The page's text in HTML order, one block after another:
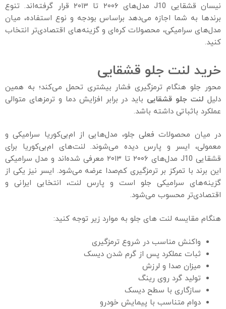
نیسان قشقایی J10 مدل‌های ۲۰۰۶ تا ۲۰۱۳ قرار گرفته‌اند. تنوع
برندها به شما اجازه می‌دهد براساس بودجه و نوع استفاده، میان
مدل‌های سرامیکی، محصولات کره‌ای و گزینه‌های اقتصادی‌تر انتخاب
کنید.
خرید لنت جلو قشقایی
محور جلو هنگام ترمزگیری فشار بیشتری تحمل می‌کند؛ به همین
دلیل لنت جلو قشقایی باید در برابر افزایش دما و ترمزهای متوالی
عملکرد باثباتی داشته باشد.
در میان محصولات فعلی جلو، مدل‌هایی از ام‌بی‌کوریا سرامیکی و
معمولی، ایسر و پارس دیده می‌شوند. لنت‌های ام‌بی‌کوریا برای
قشقایی J10 مدل‌های ۲۰۰۶ تا ۲۰۱۳ معرفی شده‌اند و مدل سرامیکی
این برند با تمرکز بر ترمزگیری کم‌صدا عرضه می‌شود. ایسر نیز یکی از
گزینه‌های سرامیکی جلو است و پارس لنت، انتخابی ایرانی و
اقتصادی‌تر محسوب می‌شود.
هنگام مقایسه لنت‌ های جلو به موارد زیر توجه کنید:
واکنش مناسب در شروع ترمزگیری
ثبات عملکرد پس از گرم شدن دیسک
میزان صدا و لرزش
تولید گرد روی رینگ
سازگاری با سطح دیسک
دوام متناسب با پیمایش خودرو